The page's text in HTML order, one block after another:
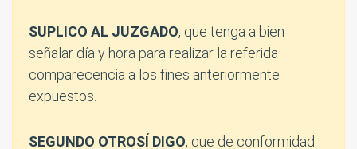
SUPLICO AL JUZGADO, que tenga a bien
señalar día y hora para realizar la referida
comparecencia a los fines anteriormente
expuestos.
SEGUNDO OTROSÍ DIGO, que de conformidad